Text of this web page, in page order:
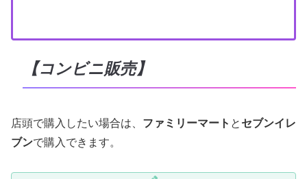
【コンビニ販売】
店頭で購入したい場合は、 ファミリーマート と セブンイレ
ブンで購入できます。